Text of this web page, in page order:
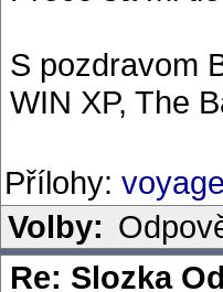
S pozdravom
WIN XP, The
Přílohy:
Volby:
Re: Slozka